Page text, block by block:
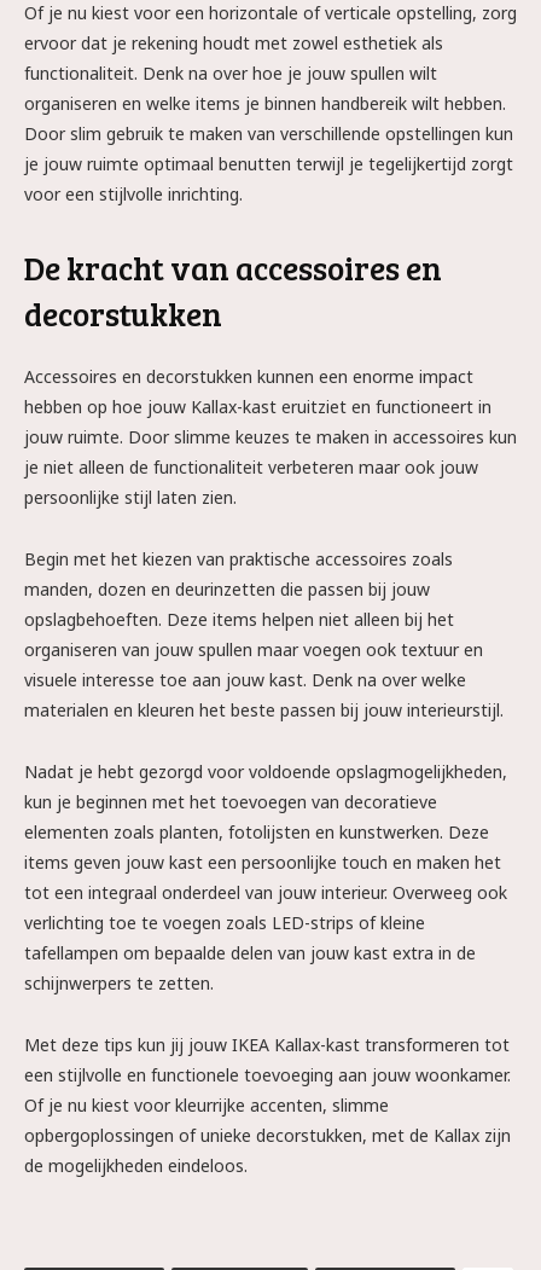
Of je nu kiest voor een horizontale of verticale opstelling, zorg
ervoor dat je rekening houdt met zowel esthetiek als
functionaliteit. Denk na over hoe je jouw spullen wilt
organiseren en welke items je binnen handbereik wilt hebben.
Door slim gebruik te maken van verschillende opstellingen kun
je jouw ruimte optimaal benutten terwijl je tegelijkertijd zorgt
voor een stijlvolle inrichting.
De kracht van accessoires en
decorstukken
Accessoires en decorstukken kunnen een enorme impact
hebben op hoe jouw Kallax-kast eruitziet en functioneert in
jouw ruimte. Door slimme keuzes te maken in accessoires kun
je niet alleen de functionaliteit verbeteren maar ook jouw
persoonlijke stijl laten zien.
Begin met het kiezen van praktische accessoires zoals
manden, dozen en deurinzetten die passen bij jouw
opslagbehoeften. Deze items helpen niet alleen bij het
organiseren van jouw spullen maar voegen ook textuur en
visuele interesse toe aan jouw kast. Denk na over welke
materialen en kleuren het beste passen bij jouw interieurstijl.
Nadat je hebt gezorgd voor voldoende opslagmogelijkheden,
kun je beginnen met het toevoegen van decoratieve
elementen zoals planten, fotolijsten en kunstwerken. Deze
items geven jouw kast een persoonlijke touch en maken het
tot een integraal onderdeel van jouw interieur. Overweeg ook
verlichting toe te voegen zoals LED-strips of kleine
tafellampen om bepaalde delen van jouw kast extra in de
schijnwerpers te zetten.
Met deze tips kun jij jouw IKEA Kallax-kast transformeren tot
een stijlvolle en functionele toevoeging aan jouw woonkamer.
Of je nu kiest voor kleurrijke accenten, slimme
opbergoplossingen of unieke decorstukken, met de Kallax zijn
de mogelijkheden eindeloos.